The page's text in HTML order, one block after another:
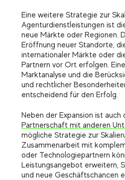
Eine weitere Strategie zur
Agenturdienstleistungen ist
neue Märkte oder Regionen.
Eröffnung neuer Standorte,
internationaler Märkte oder
Partnern vor Ort erfolgen.
Marktanalyse und die
und rechtlicher
entscheidend für den Erfolg.
Neben der Expansion ist auch
Partnerschaft mit anderen
mögliche Strategie zur
Zusammenarbeit mit
oder Technologiepartnern
Leistungsangebot erweitern,
und neue Geschäftschancen